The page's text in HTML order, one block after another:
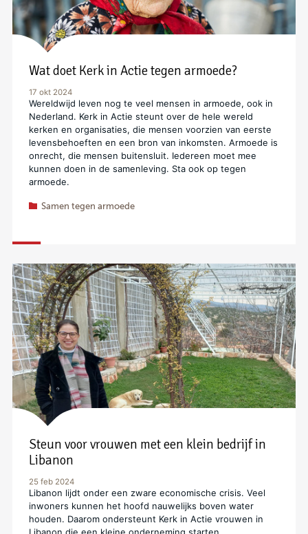
Wat doet Kerk in Actie tegen armoede?
17 okt 2024
Wereldwijd leven nog te veel mensen in armoede, ook in
Nederland. Kerk in Actie steunt over de hele wereld
kerken en organisaties, die mensen voorzien van eerste
levensbehoeften en een bron van inkomsten. Armoede is
onrecht, die mensen buitensluit. Iedereen moet mee
kunnen doen in de samenleving. Sta ook op tegen
armoede.
Samen tegen armoede
Steun voor vrouwen met een klein bedrijf in
Libanon
25 feb 2024
Libanon lijdt onder een zware economische crisis. Veel
inwoners kunnen het hoofd nauwelijks boven water
houden. Daarom ondersteunt Kerk in Actie vrouwen in